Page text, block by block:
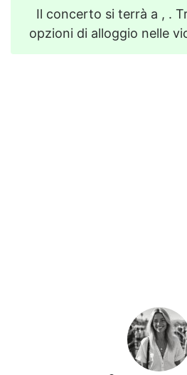
Il concerto si terrà a , .
opzioni di alloggio nelle